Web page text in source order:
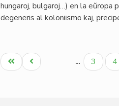
hungaroj, bulgaroj…) en la
degeneris al koloniismo kaj,
Pagination
Unua
paĝo
Antaŭa
paĝo
… Paĝo
3 4